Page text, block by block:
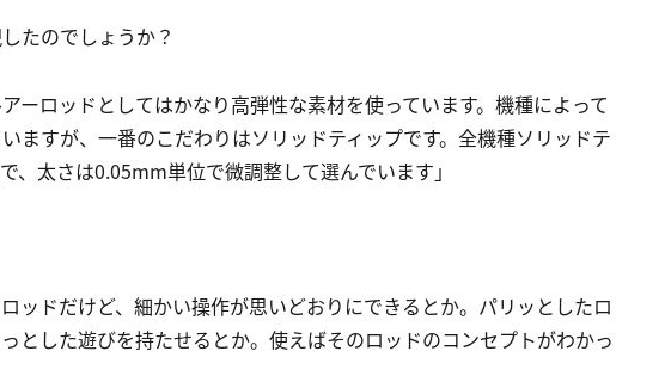
たのでしょうか？
ーロッドとしてはかなり高弾性な素材を使っています。機種によって
ますが、一番のこだわりはソリッドティップです。全機種ソリッドテ
、太さは0.05mm単位で微調整して選んでいます」
ッドだけど、細かい操作が思いどおりにできるとか。パリッとしたロ
とした遊びを持たせるとか。使えばそのロッドのコンセプトがわかっ